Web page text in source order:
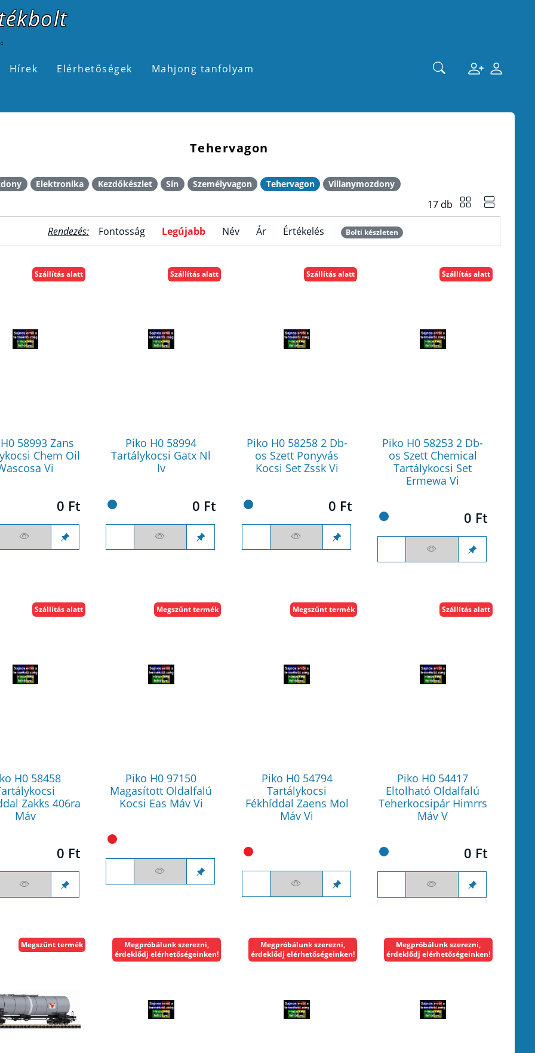
Hírek Elérhetőségek Mahjong tanfolyam
Tehervagon
Elektronika Kezdőkészlet Sín Személyvagon Tehervagon Villanymozdony
17 db
Rendezés: Fontosság Legújabb Név Ár Értékelés Bolti készleten
58993 Zans
Chem Oil
Vi
Szállítás alatt
0 Ft
Piko H0 58994
Tartálykocsi Gatx Nl
Iv
Szállítás alatt
0 Ft
Piko H0 58258 2 Db-
os Szett Ponyvás
Kocsi Set Zssk Vi
Szállítás alatt
0 Ft
Piko H0 58253 2 Db-
os Szett Chemical
Tartálykocsi Set
Ermewa Vi
Szállítás alatt
0 Ft
H0 58458
Zakks 406ra
Máv
Szállítás alatt
0 Ft
Piko H0 97150
Magasított Oldalfalú
Kocsi Eas Máv Vi
Megszűnt termék
Piko H0 54794
Tartálykocsi
Fékhíddal Zaens Mol
Máv Vi
Megszűnt termék
Piko H0 54417
Eltolható Oldalfalú
Teherkocsipár Himrrs
Máv V
Szállítás alatt
0 Ft
Megszűnt termék
Megpróbálunk szerezni,
érdeklődj elérhetőségeinken!
Megpróbálunk szerezni,
érdeklődj elérhetőségeinken!
Megpróbálunk szerezni,
érdeklődj elérhetőségeinken!